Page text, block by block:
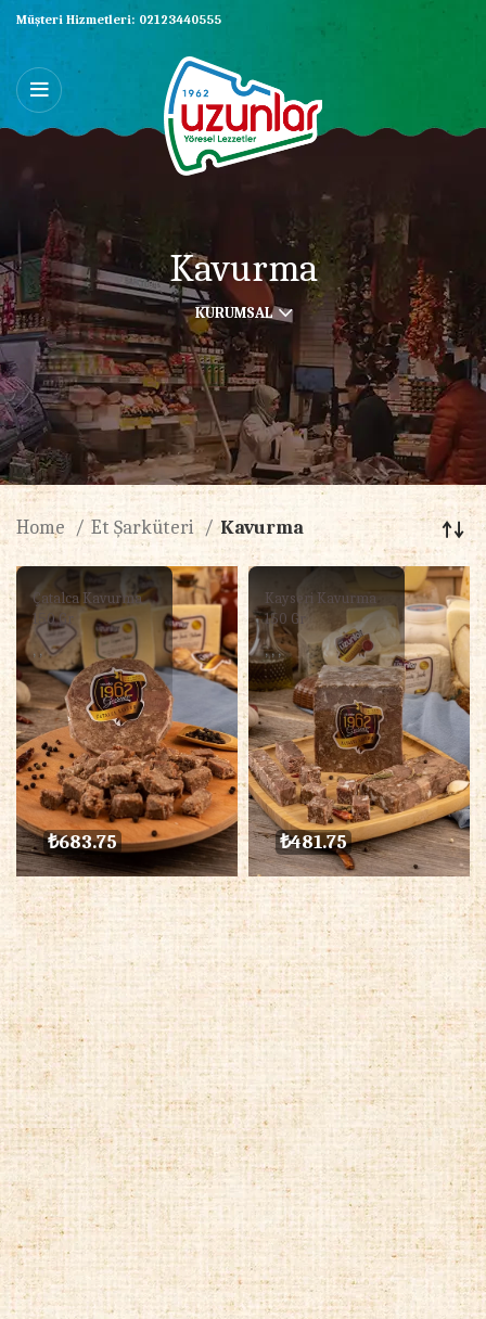
Müşteri Hizmetleri: 02123440555
Kavurma
KURUMSAL
Home Et Şarküteri Kavurma
Çatalca Kavurma
150 Gr
, ,
₺683.75
Kayseri Kavurma
150 Gr
,,,
₺481.75